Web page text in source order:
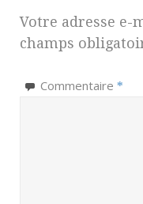
Votre adresse e-
champs
Commentaire *